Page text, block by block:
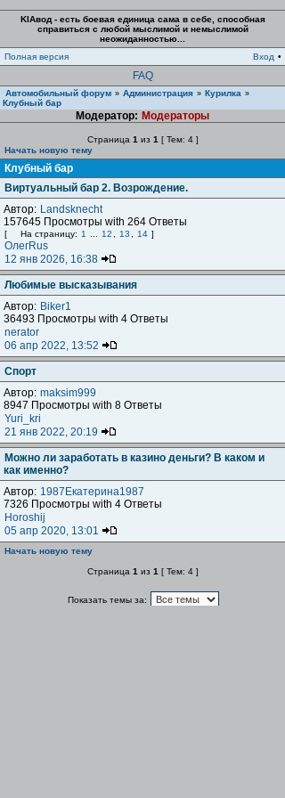
KIAвод - есть боевая единица сама в себе, способная
справиться с любой мыслимой и немыслимой
неожиданностью...
Полная версия
Вход •
FAQ
Автомобильный форум » Администрация » Курилка »
Клубный бар
Модератор: Модераторы
Страница 1 из 1 [ Тем: 4 ]
Начать новую тему
Клубный бар
Виртуальный бар 2. Возрождение.
Автор: Landsknecht
157645 Просмотры with 264 Ответы
[ На страницу: 1 12 13 14 ]
ОлегRus
12 янв 2026, 16:38
Любимые высказывания
Автор: Biker1
36493 Просмотры with 4 Ответы
nerator
06 апр 2022, 13:52
Спорт
Автор: maksim999
8947 Просмотры with 8 Ответы
Yuri_kri
21 янв 2022, 20:19
Можно ли заработать в казино деньги? В каком и
как именно?
Автор: 1987Екатерина1987
7326 Просмотры with 4 Ответы
Horoshij
05 апр 2020, 13:01
Начать новую тему
Страница 1 из 1 [ Тем: 4 ]
Показать темы за: